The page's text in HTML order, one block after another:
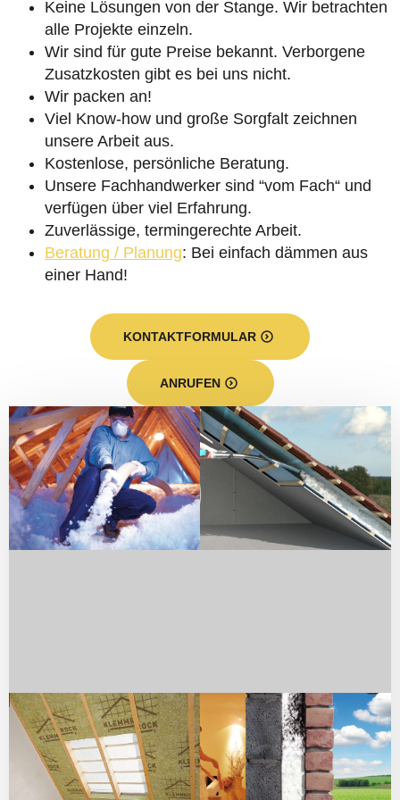
Keine Lösungen von der Stange. Wir betrachten
alle Projekte einzeln.
Wir sind für gute Preise bekannt. Verborgene
Zusatzkosten gibt es bei uns nicht.
Wir packen an!
Viel Know-how und große Sorgfalt zeichnen
unsere Arbeit aus.
Kostenlose, persönliche Beratung.
Unsere Fachhandwerker sind “vom Fach“ und
verfügen über viel Erfahrung.
Zuverlässige, termingerechte Arbeit.
Beratung / Planung: Bei einfach dämmen aus
einer Hand!
KONTAKTFORMULAR
ANRUFEN